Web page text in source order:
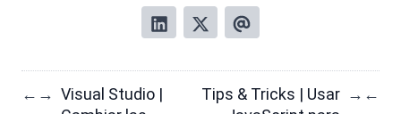
← → Visual Studio |
Tips & Tricks | Usar → ←